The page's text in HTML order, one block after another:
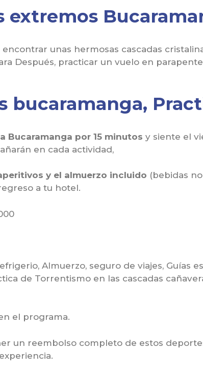
unas hermosas cascadas
Después, practicar un vuelo en
bucaramanga,
Bucaramanga por 15 minutos y siente el
en cada actividad,
y el almuerzo incluido (bebidas
a tu hotel.
Almuerzo, seguro de viajes, Guías
de Torrentismo en las cascadas
el programa.
un reembolso completo de estos